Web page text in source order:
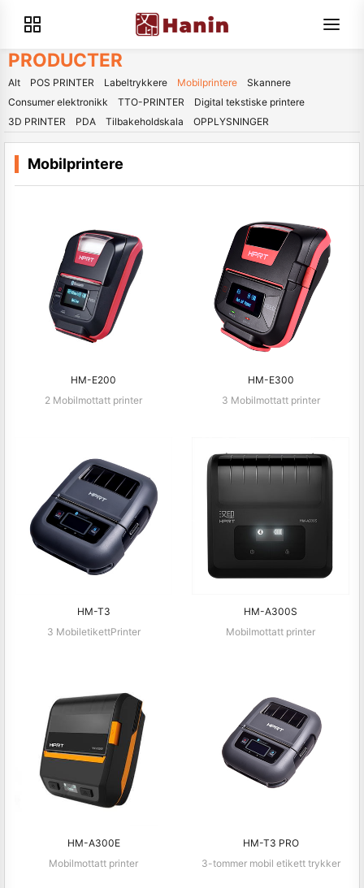
PRODUCTER
Alt POS PRINTER Labeltrykkere Mobilprintere
Skannere
Consumer elektronikk
TTO-PRINTER
Digital tekstiske printere
3D PRINTER
PDA Tilbakeholdskala OPPLYSNINGER
Mobilprintere
HM-E200
2 Mobilmottatt printer
HM-E300
3 Mobilmottatt printer
HM-T3
3 MobiletikettPrinter
HM-A300S
Mobilmottatt printer
HM-A300E
Mobilmottatt printer
HM-T3 PRO
3-tommer mobil etikett trykker